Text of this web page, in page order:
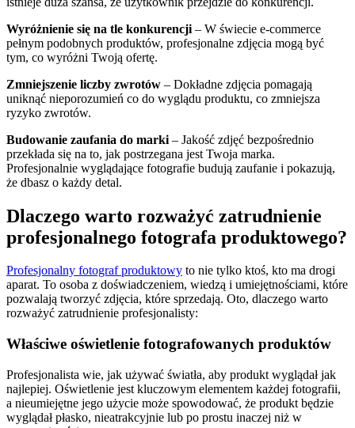
Wyróżnienie się na tle konkurencji – W świecie e-commerce
pełnym podobnych produktów, profesjonalne zdjęcia mogą być
tym, co wyróżni Twoją ofertę.
Zmniejszenie liczby zwrotów – Dokładne zdjęcia pomagają
uniknąć nieporozumień co do wyglądu produktu, co zmniejsza
ryzyko zwrotów.
Budowanie zaufania do marki – Jakość zdjęć bezpośrednio
przekłada się na to, jak postrzegana jest Twoja marka.
Profesjonalnie wyglądające fotografie budują zaufanie i pokazują,
że dbasz o każdy detal.
Dlaczego warto rozważyć zatrudnienie
profesjonalnego fotografa produktowego?
Profesjonalny fotograf produktowy to nie tylko ktoś, kto ma drogi
aparat. To osoba z doświadczeniem, wiedzą i umiejętnościami, które
pozwalają tworzyć zdjęcia, które sprzedają. Oto, dlaczego warto
rozważyć zatrudnienie profesjonalisty:
Właściwe oświetlenie fotografowanych produktów
Profesjonalista wie, jak używać światła, aby produkt wyglądał jak
najlepiej. Oświetlenie jest kluczowym elementem każdej fotografii,
a nieumiejętne jego użycie może spowodować, że produkt będzie
wyglądał płasko, nieatrakcyjnie lub po prostu inaczej niż w